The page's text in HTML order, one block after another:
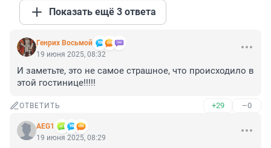
Показать ещё 3 ответа
Генрих Восьмой
19 июня 2025, 08:32
И заметьте, это не самое страшное, что происходило в
этой гостинице!!!!!
ОТВЕТИТЬ +29 –0
AEG1
19 июня 2025, 08:29